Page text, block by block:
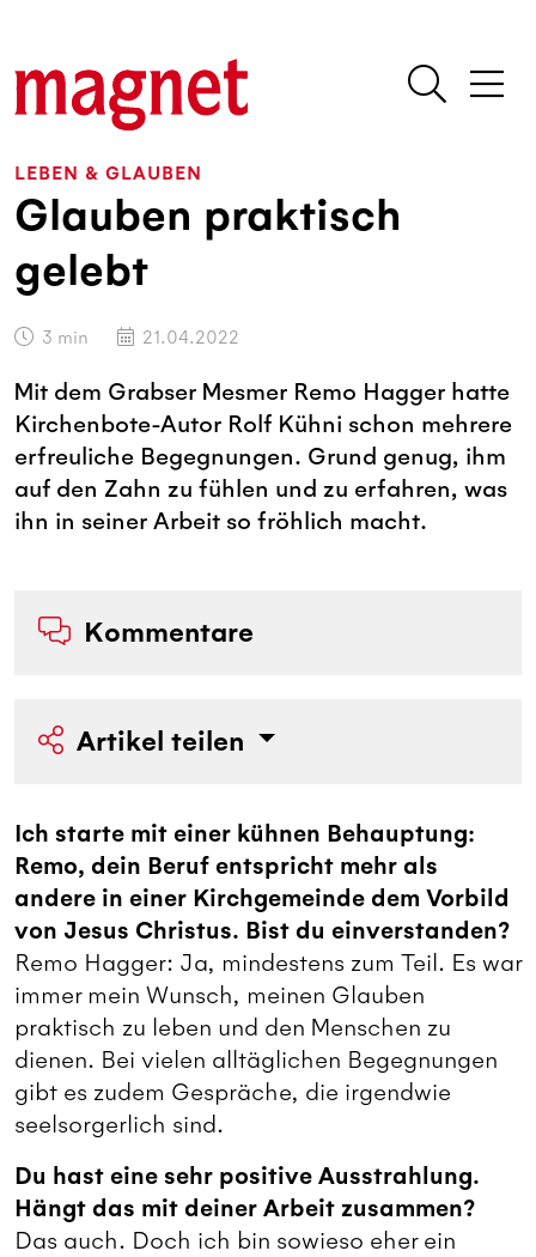
LEBEN & GLAUBEN
Glauben praktisch
gelebt
3 min 21.04.2022
Mit dem Grabser Mesmer Remo Hagger hatte
Kirchenbote-Autor Rolf Kühni schon mehrere
erfreuliche Begegnungen. Grund genug, ihm
auf den Zahn zu fühlen und zu erfahren, was
ihn in seiner Arbeit so fröhlich macht.
Kommentare
Artikel teilen
Ich starte mit einer kühnen Behauptung:
Remo, dein Beruf entspricht mehr als
andere in einer Kirchgemeinde dem Vorbild
von Jesus Christus. Bist du einverstanden?
Remo Hagger: Ja, mindestens zum Teil. Es war
immer mein Wunsch, meinen Glauben
praktisch zu leben und den Menschen zu
dienen. Bei vielen alltäglichen Begegnungen
gibt es zudem Gespräche, die irgendwie
seelsorgerlich sind.
Du hast eine sehr positive Ausstrahlung.
Hängt das mit deiner Arbeit zusammen?
Das auch. Doch ich bin sowieso eher ein